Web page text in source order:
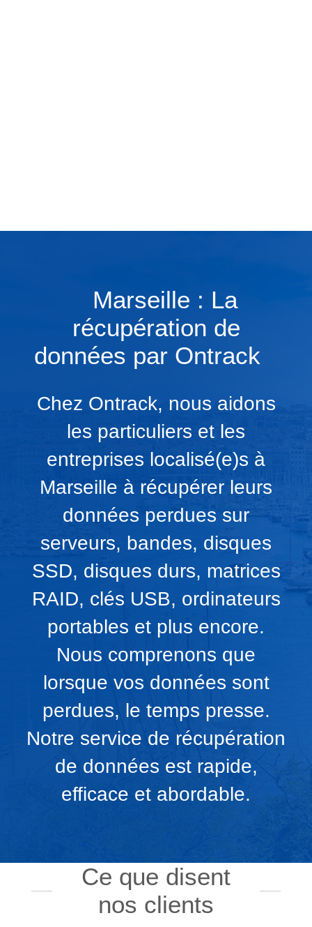
Marseille : La
récupération de
données par Ontrack
Chez Ontrack, nous aidons
les particuliers et les
entreprises localisé(e)s à
Marseille à récupérer leurs
données perdues sur
serveurs, bandes, disques
SSD, disques durs, matrices
RAID, clés USB, ordinateurs
portables et plus encore.
Nous comprenons que
lorsque vos données sont
perdues, le temps presse.
Notre service de récupération
de données est rapide,
efficace et abordable.
Ce que disent
nos clients